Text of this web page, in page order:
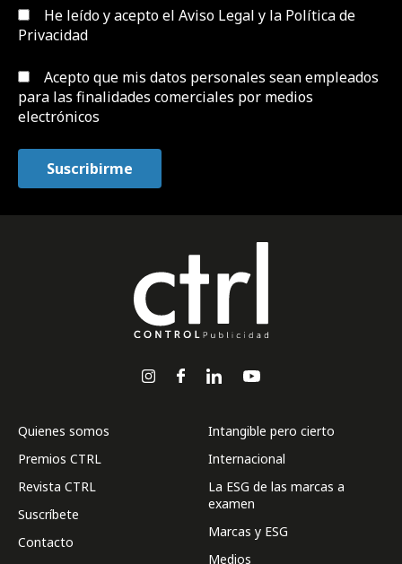
He leído y acepto el Aviso Legal y la Política de
Privacidad
Acepto que mis datos personales sean empleados
para las finalidades comerciales por medios
electrónicos
Quienes somos
Premios CTRL
Revista CTRL
Suscríbete
Contacto
Intangible pero cierto
Internacional
La ESG de las marcas a
examen
Marcas y ESG
Medios